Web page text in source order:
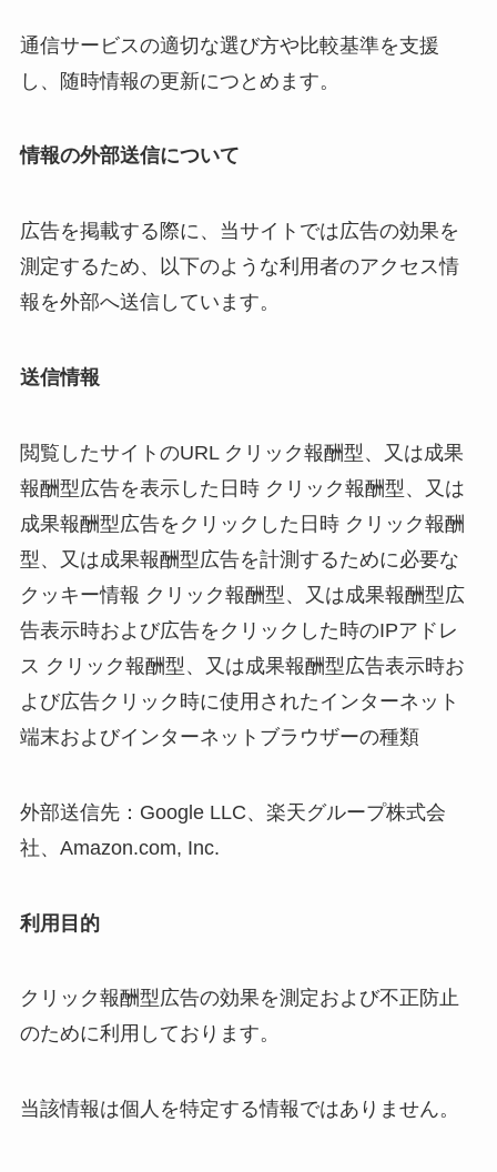
通信サービスの適切な選び方や比較基準を支援
し、随時情報の更新につとめます。
情報の外部送信について
広告を掲載する際に、当サイトでは広告の効果を
測定するため、以下のような利用者のアクセス情
報を外部へ送信しています。
送信情報
閲覧したサイトのURL クリック報酬型、又は成果
報酬型広告を表示した日時 クリック報酬型、又は
成果報酬型広告をクリックした日時 クリック報酬
型、又は成果報酬型広告を計測するために必要な
クッキー情報 クリック報酬型、又は成果報酬型広
告表示時および広告をクリックした時のIPアドレ
ス クリック報酬型、又は成果報酬型広告表示時お
よび広告クリック時に使用されたインターネット
端末およびインターネットブラウザーの種類
外部送信先：Google LLC、楽天グループ株式会
社、Amazon.com, Inc.
利用目的
クリック報酬型広告の効果を測定および不正防止
のために利用しております。
当該情報は個人を特定する情報ではありません。